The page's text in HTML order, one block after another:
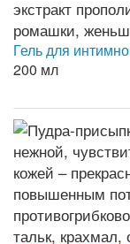
Гель для
200 мл